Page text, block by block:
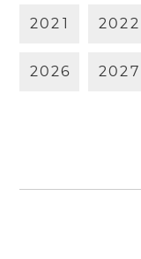
202 1 2022
2026 2027